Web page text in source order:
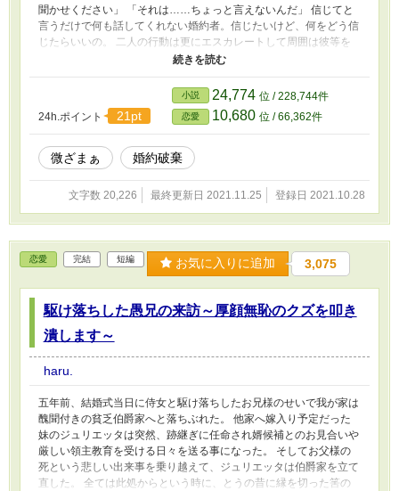
聞かせください」 「それは……ちょっと言えないんだ」 信じてと
言うだけで何も話してくれない婚約者。信じたいけど、何をどう信
じたらいいの。 二人の行動は更にエスカレートして周囲は彼等を
秘密の関係なのではと疑い、私も婚約者を信じられなくなってい
24h.ポイント 21pt
小説 24,774 位 / 228,744件
恋愛 10,680 位 / 66,362件
微ざまぁ 婚約破棄
文字数 20,226 最終更新日 2021.11.25 登録日 2021.10.28
恋愛 完結 短編 お気に入りに追加 3,075
駆け落ちした愚兄の来訪～厚顔無恥のクズを叩き
潰します～
haru.
五年前、結婚式当日に侍女と駆け落ちしたお兄様のせいで我が家は
醜聞付きの貧乏伯爵家へと落ちぶれた。 他家へ嫁入り予定だった
妹のジュリエッタは突然、跡継ぎに任命され婿候補とのお見合いや
厳しい領主教育を受ける日々を送る事になった。 そしてお父様の
死という悲しい出来事を乗り越えて、ジュリエッタは伯爵家を立て
直した。 全ては此処からという時に、とうの昔に縁を切った筈の